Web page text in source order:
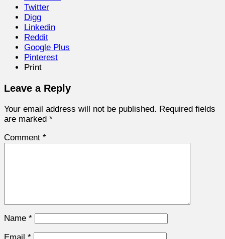
Twitter
Digg
Linkedin
Reddit
Google Plus
Pinterest
Print
Leave a Reply
Your email address will not be published. Required fields
are marked *
Comment *
Name *
Email *